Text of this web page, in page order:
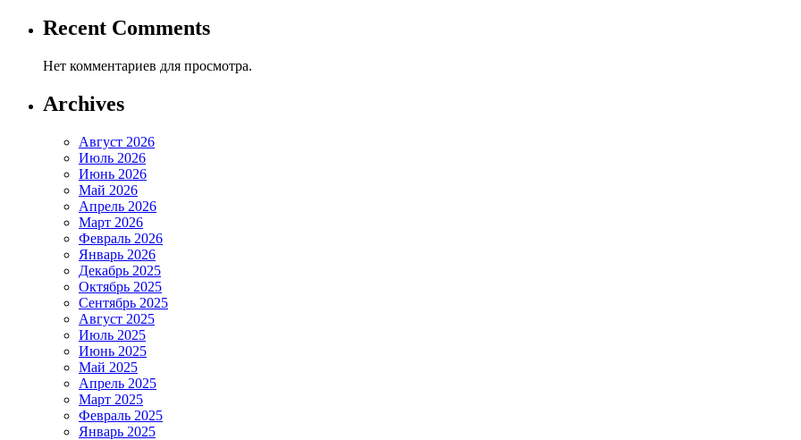
Recent Comments
Нет комментариев для просмотра.
Archives
Август 2026
Июль 2026
Июнь 2026
Май 2026
Апрель 2026
Март 2026
Февраль 2026
Январь 2026
Декабрь 2025
Октябрь 2025
Сентябрь 2025
Август 2025
Июль 2025
Июнь 2025
Май 2025
Апрель 2025
Март 2025
Февраль 2025
Январь 2025